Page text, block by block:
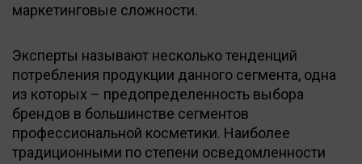
маркетинговые сложности.
Эксперты называют несколько тенденций
потребления продукции данного сегмента, одна
из которых – предопределенность выбора
брендов в большинстве сегментов
профессиональной косметики. Наиболее
традиционными по степени осведомленности